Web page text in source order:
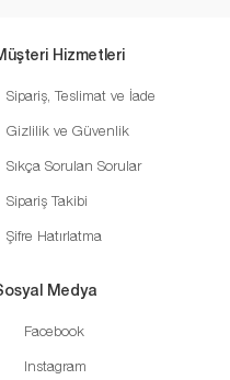
Hizmetleri
Sipariş, Teslimat ve İade
Gizlilik ve Güvenlik
Sıkça Sorulan Sorular
Sipariş Takibi
Şifre Hatırlatma
Medya
Facebook
Instagram